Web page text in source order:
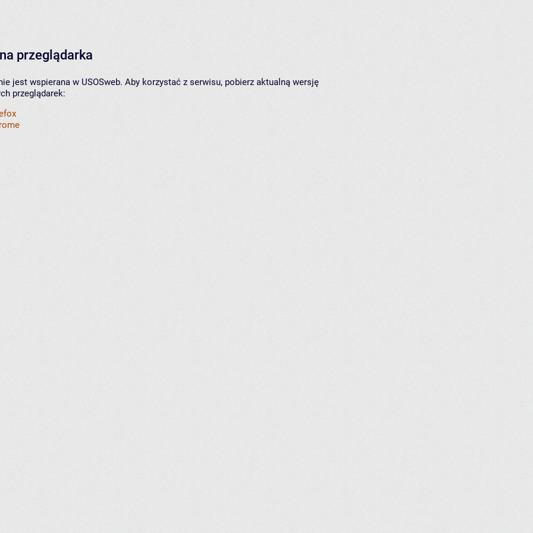
przeglądarka
jest wspierana w USOSweb. Aby korzystać z serwisu, pobierz aktualną wersję
przeglądarek: